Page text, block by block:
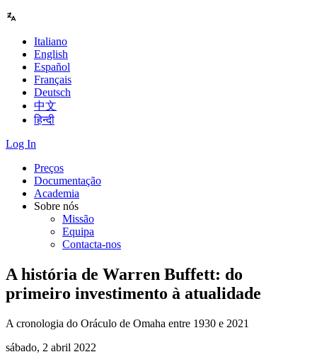
Italiano
English
Español
Français
Deutsch
中文
हिन्दी
Log In
Preços
Documentação
Academia
Sobre nós
Missão
Equipa
Contacta-nos
A história de Warren Buffett: do
primeiro investimento à atualidade
A cronologia do Oráculo de Omaha entre 1930 e 2021
sábado, 2 abril 2022